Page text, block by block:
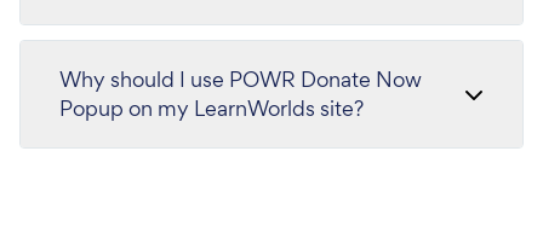
Why should I use POWR Donate Now
Popup on my LearnWorlds site?